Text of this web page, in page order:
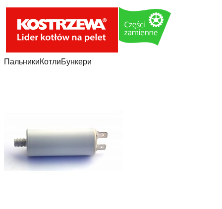
ПальникиКотлиБункери